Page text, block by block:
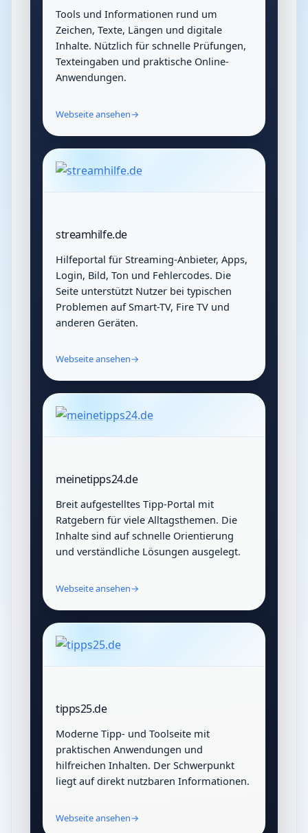
Tools und Informationen rund um
Zeichen, Texte, Längen und digitale
Inhalte. Nützlich für schnelle Prüfungen,
Texteingaben und praktische Online-
Anwendungen.
Webseite ansehen→
streamhilfe.de
Hilfeportal für Streaming-Anbieter, Apps,
Login, Bild, Ton und Fehlercodes. Die
Seite unterstützt Nutzer bei typischen
Problemen auf Smart-TV, Fire TV und
anderen Geräten.
Webseite ansehen→
meinetipps24.de
Breit aufgestelltes Tipp-Portal mit
Ratgebern für viele Alltagsthemen. Die
Inhalte sind auf schnelle Orientierung
und verständliche Lösungen ausgelegt.
Webseite ansehen→
tipps25.de
Moderne Tipp- und Toolseite mit
praktischen Anwendungen und
hilfreichen Inhalten. Der Schwerpunkt
liegt auf direkt nutzbaren Informationen.
Webseite ansehen→